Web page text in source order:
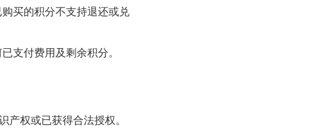
买的积分不支持退还或兑
支付费用及剩余积分。
权或已获得合法授权。